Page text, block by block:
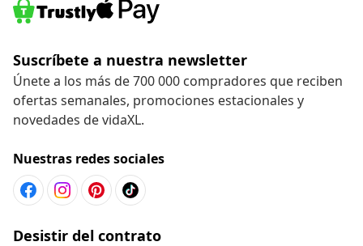
Suscríbete a nuestra newsletter
Únete a los más de 700 000 compradores que reciben
ofertas semanales, promociones estacionales y
novedades de vidaXL.
Nuestras redes sociales
Desistir del contrato